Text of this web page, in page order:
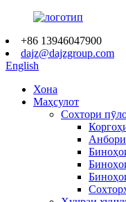
+86 13946047900
dajz@dajzgroup.com
English
Хона
Маҳсулот
Сохтори
Анбори